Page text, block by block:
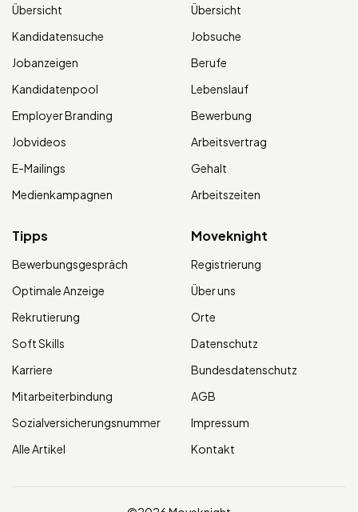
Übersicht
Kandidatensuche
Jobanzeigen
Kandidatenpool
Employer Branding
Jobvideos
E-Mailings
Medienkampagnen
Übersicht
Jobsuche
Berufe
Lebenslauf
Bewerbung
Arbeitsvertrag
Gehalt
Arbeitszeiten
Tipps
Bewerbungsgespräch
Optimale Anzeige
Rekrutierung
Soft Skills
Karriere
Mitarbeiterbindung
Sozialversicherungsnummer
Alle Artikel
Moveknight
Registrierung
Über uns
Orte
Datenschutz
Bundesdatenschutz
AGB
Impressum
Kontakt